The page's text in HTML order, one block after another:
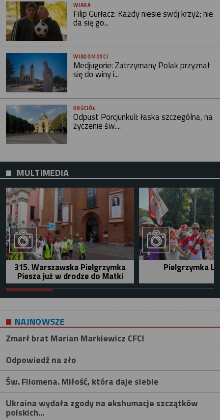
WIARA
Filip Gurłacz: Każdy niesie swój krzyż; nie
da się go...
WIADOMOŚCI
Medjugorie: Zatrzymany Polak przyznał
się do winy i...
KOŚCIÓŁ
Odpust Porcjunkuli: łaska szczególna, na
życzenie św....
MULTIMEDIA
315. Warszawska Pielgrzymka
Piesza już w drodze do Matki
Pielgrzymka
NAJNOWSZE
Zmarł brat Marian Markiewicz CFCI
Odpowiedź na zło
Św. Filomena. Miłość, która daje siebie
Ukraina wydała zgody na ekshumacje szczątków
polskich...